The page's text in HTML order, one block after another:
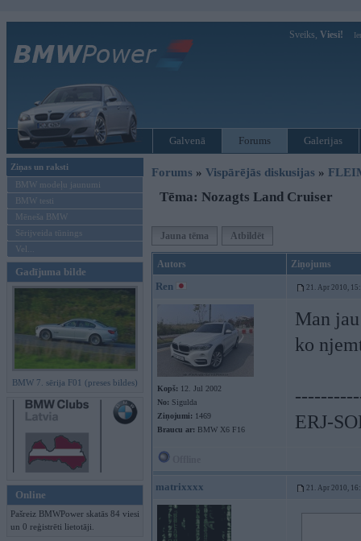
Sveiks, Viesi!
Galvenā Forums Galerijas
Ziņas un raksti
BMW modeļu jaunumi
BMW testi
Mēneša BMW
Sērijveida tūnings
Vel...
Gadījuma bilde
BMW 7. sērija F01 (preses bildes)
Online
Pašreiz BMWPower skatās 84 viesi
un 0 reģistrēti lietotāji.
Forums » Vispārējās diskusijas »
Tēma: Nozagts Land Cruiser
Jauna tēma Atbildēt
Autors Ziņojums
Ren 21. Apr 2010,
Kopš: 12. Jul 2002
No: Sigulda
Ziņojumi: 1469
Braucu ar: BMW X6 F16
Man
ko
ERJ-
matrixxxx 21. Apr 2010,